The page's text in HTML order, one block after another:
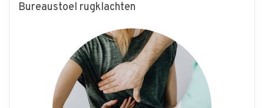
Bureaustoel rugklachten